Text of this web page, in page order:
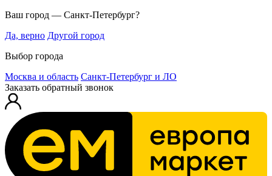
Ваш город — Санкт-Петербург?
Да, верно Другой город
Выбор города
Москва и область Санкт-Петербург и ЛО
Заказать обратный звонок